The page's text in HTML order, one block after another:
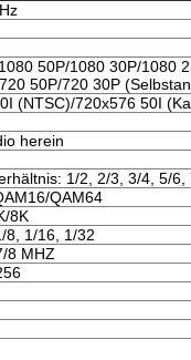
50P/1080 30P/1080
50P/720 30P
(NTSC)/720x576 50I
herein
1/2, 2/3, 3/4, 5/6,
QAM64
8K
8, 1/16, 1/32
8 MHZ